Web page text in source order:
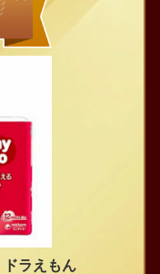
ドラえもん